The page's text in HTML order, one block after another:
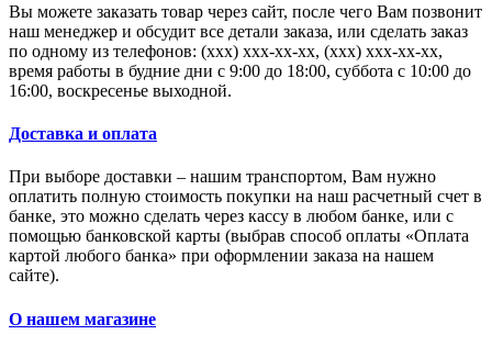
Вы можете заказать товар через сайт, после чего Вам позвонит
наш менеджер и обсудит все детали заказа, или сделать заказ
по одному из телефонов: (xxx) xxx-xx-xx, (xxx) xxx-xx-xx,
время работы в будние дни с 9:00 до 18:00, суббота с 10:00 до
16:00, воскресенье выходной.
Доставка и оплата
При выборе доставки – нашим транспортом, Вам нужно
оплатить полную стоимость покупки на наш расчетный счет в
банке, это можно сделать через кассу в любом банке, или с
помощью банковской карты (выбрав способ оплаты «Оплата
картой любого банка» при оформлении заказа на нашем
сайте).
О нашем магазине